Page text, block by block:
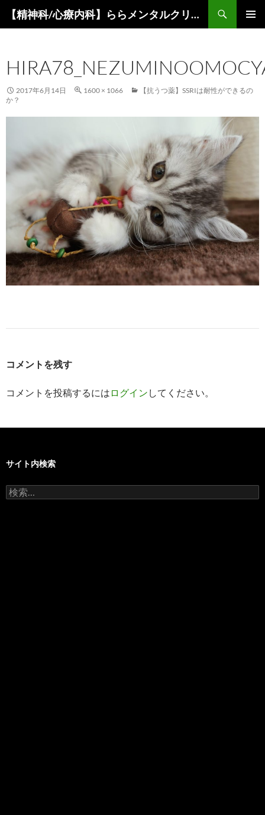
ツ
へ
ス
キ
ッ
【精神科/心療内科】ららメンタルクリニック
2017年6月14日 1600 × 1066
【抗うつ薬】SSRIは耐性ができるの
か？
コメントを残す
コメントを投稿するには ログイン してください。
サイト内検索
検
索: